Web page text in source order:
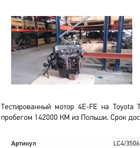
Тестированный мотор 4E-FE на
пробегом 142000 КМ из Польши. Срок
Артикул
LC4/3506